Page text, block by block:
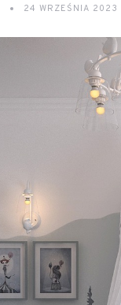
24 WRZEŚNIA 2023